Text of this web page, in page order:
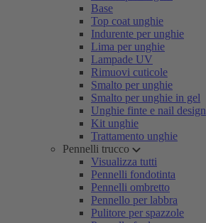
Base
Top coat unghie
Indurente per unghie
Lima per unghie
Lampade UV
Rimuovi cuticole
Smalto per unghie
Smalto per unghie in gel
Unghie finte e nail design
Kit unghie
Trattamento unghie
Pennelli trucco
Visualizza tutti
Pennelli fondotinta
Pennelli ombretto
Pennello per labbra
Pulitore per spazzole